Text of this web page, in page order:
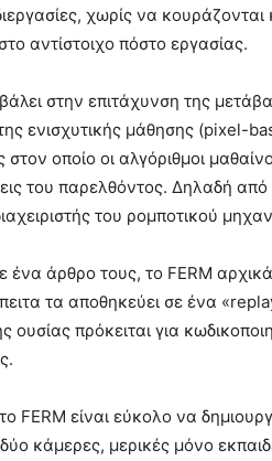
χωρίς να
αντίστοιχο πόστο εργασίας.
στην επιτάχυνση της
ενισχυτικής μάθησης (pixel-
οποίο οι αλγόριθμοι
του παρελθόντος. Δηλαδή
του ρομποτικού
άρθρο τους, το FERM
τα αποθηκεύει σε ένα
ουσίας πρόκειται για
FERM είναι εύκολο να
κάμερες, μερικές μόνο